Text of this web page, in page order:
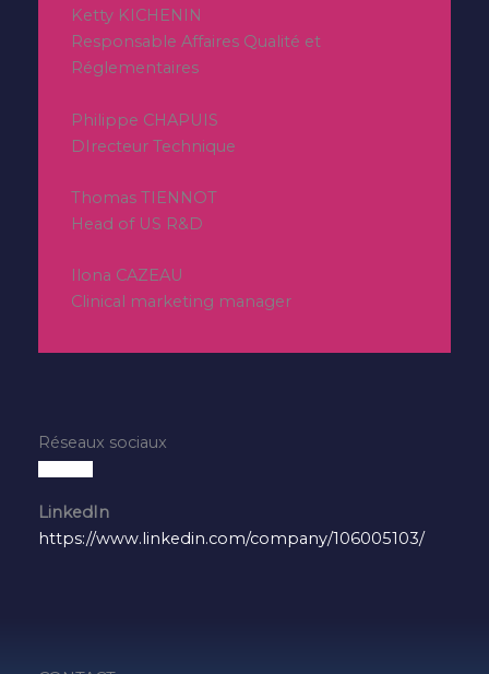
Ketty KICHENIN
Responsable Affaires Qualité et
Réglementaires
Philippe CHAPUIS
DIrecteur Technique
Thomas TIENNOT
Head of US R&D
Ilona CAZEAU
Clinical marketing manager
Réseaux sociaux
LinkedIn
https://www.linkedin.com/company/106005103/